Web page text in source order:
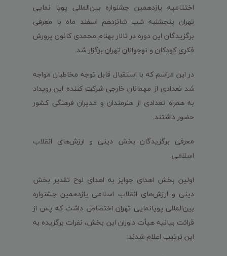
اختتامیه یازدهمین جشنواره بین‌المللی پویا نمایی
تهران پنجشنبه شب شانزدهم اسفند ماه با معرفی
برگزیدگان این دوره در تالار بهنام محمدی کانون پرورش
فکری کودکان و نوجوانان تهران برگزار شد.
در این مراسم که با استقبال قابل توجه مخاطبان مواجه
شد تعدادی از مهمانان خارجی شرکت کننده این رویداد
به همراه تعدادی از هنرمندان و مدیران فرهنگی کشور
حضور داشتند.
معرفی برگزیدگان بخش دینی و ارزش‌های انقلاب
اسلامی
اولین بخش اهدای جوایز به اهدای لوح تقدیر بخش
دینی و ارزش‌های انقلاب اسلامی یازدهمین جشنواره
بین‌المللی پویانمایی تهران اختصاص داشت که پس از
قرائت بیانیه هیأت داوران این بخش، نفرات برگزیده به
این ترتیب اعلام شدند: